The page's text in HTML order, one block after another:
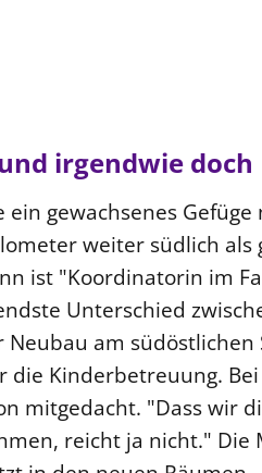
irgendwie doch
ein gewachsenes
weiter südlich
ist "Koordinatorin im
Unterschied
am
Kinderbetreuung.
mitgedacht. "Dass wir
reicht ja nicht."